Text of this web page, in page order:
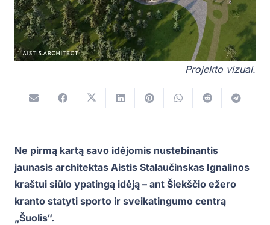
Projekto vizual.
Ne pirmą kartą savo idėjomis nustebinantis
jaunasis architektas Aistis Stalaučinskas Ignalinos
kraštui siūlo ypatingą idėją – ant Šiekščio ežero
kranto statyti sporto ir sveikatingumo centrą
„Šuolis“.